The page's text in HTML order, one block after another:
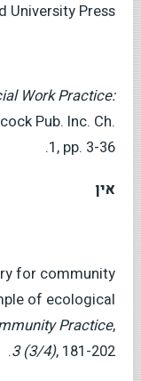
University Press.
Work Practice:
Pub. Inc. Ch.
1, pp. 3-36.
אין
for community
of ecological
Practice,
3 (3/4), 181-202.